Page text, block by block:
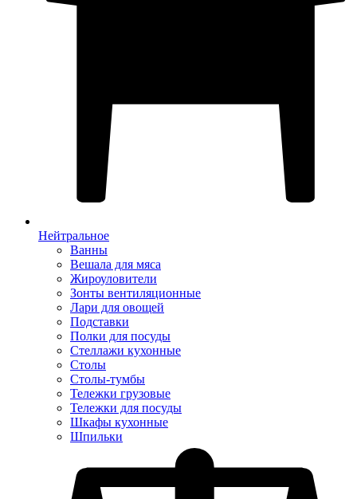
Нейтральное
Ванны
Вешала для мяса
Жироуловители
Зонты вентиляционные
Лари для овощей
Подставки
Полки для посуды
Стеллажи кухонные
Столы
Столы-тумбы
Тележки грузовые
Тележки для посуды
Шкафы кухонные
Шпильки